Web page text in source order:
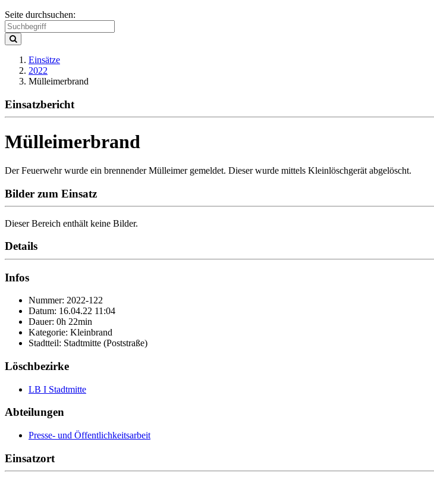
Seite durchsuchen:
Einsätze
2022
Mülleimerbrand
Einsatzbericht
Mülleimerbrand
Der Feuerwehr wurde ein brennender Mülleimer gemeldet. Dieser wurde mittels Kleinlöschgerät abgelöscht.
Bilder zum Einsatz
Dieser Bereich enthält keine Bilder.
Details
Infos
Nummer: 2022-122
Datum: 16.04.22 11:04
Dauer: 0h 22min
Kategorie: Kleinbrand
Stadtteil: Stadtmitte (Poststraße)
Löschbezirke
LB I Stadtmitte
Abteilungen
Presse- und Öffentlichkeitsarbeit
Einsatzort